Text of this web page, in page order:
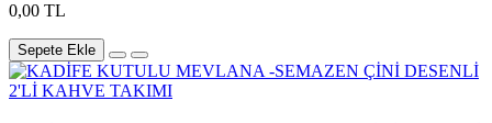
0,00 TL
Sepete Ekle